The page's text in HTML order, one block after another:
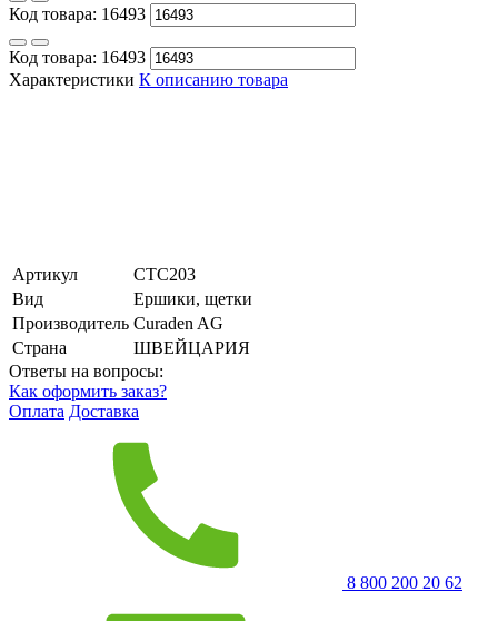
Код товара: 16493
Код товара: 16493
Характеристики К описанию товара
Артикул
СТС203
Вид
Ершики, щетки
Производитель Curaden AG
Страна
ШВЕЙЦАРИЯ
Ответы на вопросы:
Как оформить заказ?
Оплата Доставка
8 800 200 20 62